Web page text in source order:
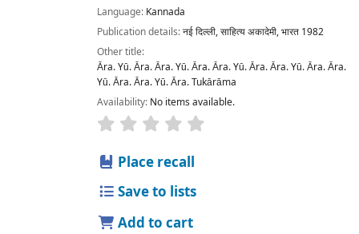
Language: Kannada
Publication details:नई दिल्ली,साहित्य अकादेमी, भारत 1982
Other title:
Āra. Yū. Āra. Āra. Yū. Āra. Āra. Yū. Āra. Āra. Yū. Āra. Āra.
Yū. Āra. Āra. Yū. Āra. Tukārāma
Availability: No items available.
star rating
Place recall
Save to lists
Add to cart